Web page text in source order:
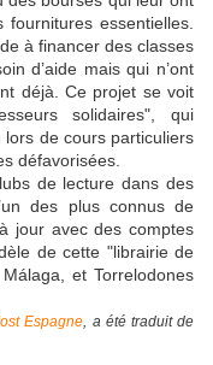
fournitures essentielles.
à financer des classes
d’aide mais qui n’ont
déjà. Ce projet se voit
solidaires", qui
lors de cours particuliers
défavorisées.
de lecture dans des
des plus connus de
jour avec des comptes
de cette "librairie de
et Torrelodones
Espagne , a été traduit de